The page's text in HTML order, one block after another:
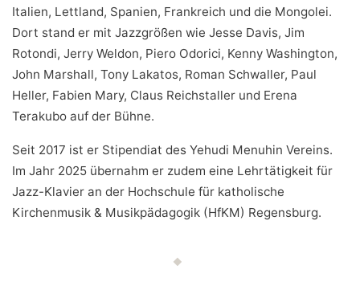
Italien, Lettland, Spanien, Frankreich und die Mongolei.
Dort stand er mit Jazzgrößen wie Jesse Davis, Jim
Rotondi, Jerry Weldon, Piero Odorici, Kenny Washington,
John Marshall, Tony Lakatos, Roman Schwaller, Paul
Heller, Fabien Mary, Claus Reichstaller und Erena
Terakubo auf der Bühne.
Seit 2017 ist er Stipendiat des Yehudi Menuhin Vereins.
Im Jahr 2025 übernahm er zudem eine Lehrtätigkeit für
Jazz-Klavier an der Hochschule für katholische
Kirchenmusik & Musikpädagogik (HfKM) Regensburg.